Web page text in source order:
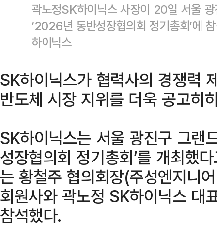
곽노정SK하이닉스 사장이 20일 서울
‘2026년 동반성장협의회 정기총회’에
하이닉스
SK하이닉스가 협력사의 경쟁력
반도체 시장 지위를 더욱 공고히
SK하이닉스는 서울 광진구 그랜
성장협의회 정기총회’를 개최했
는 황철주 협의회장(주성엔지니
회원사와 곽노정 SK하이닉스 대
참석했다.